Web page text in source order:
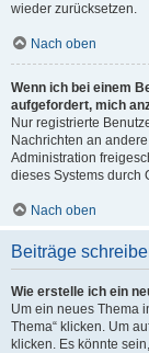
wieder zurücksetzen.
Nach oben
Wenn ich bei einem
aufgefordert, mich
Nur registrierte
Nachrichten an
Administration
dieses Systems durch
Nach oben
Beiträge
Wie erstelle ich ein
Um ein neues Thema
Thema“ klicken. Um
klicken. Es könnte